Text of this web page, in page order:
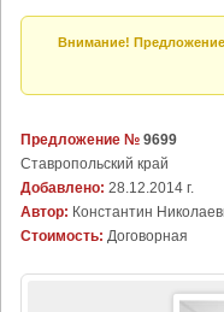
Внимание! Предложение
Предложение № 9699
Ставропольский край
Добавлено: 28.12.2014 г.
Автор: Константин
Стоимость: Договорная